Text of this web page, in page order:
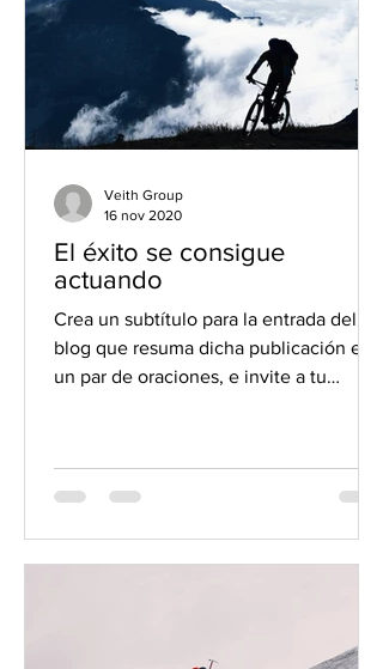
El éxito se consigue
actuando
Crea un subtítulo para la entrada del
blog que resuma dicha publicación en
un par de oraciones, e invite a tu
Veith Group
16 nov 2020